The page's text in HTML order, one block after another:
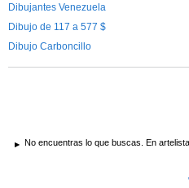
Dibujantes Venezuela
Dibujo de 117 a 577 $
Dibujo Carboncillo
No encuentras lo que buscas. En artelista